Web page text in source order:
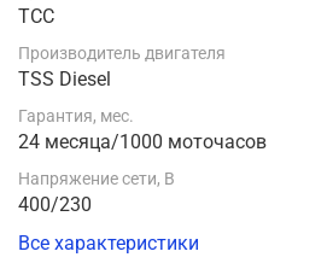
ТСС
Производитель двигателя
TSS Diesel
Гарантия, мес.
24 месяца/1000 моточасов
Напряжение сети, В
400/230
Все характеристики